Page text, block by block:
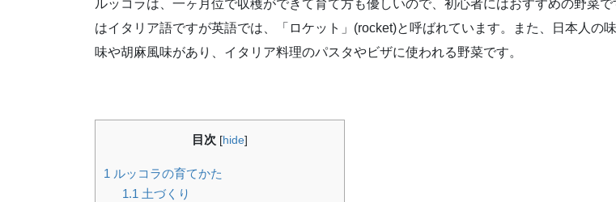
ルッコラは、一ヶ月位で収穫ができて育て方も優しいので、初心者にはおすすめの野菜で
はイタリア語ですが英語では、「ロケット」(rocket)と呼ばれています。また、日本人の
味や胡麻風味があり、イタリア料理のパスタやビザに使われる野菜です。
目次 [hide]
1 ルッコラの育てかた
1.1 土づくり